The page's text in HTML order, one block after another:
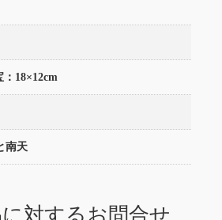
18×12cm
南天
対するお問合せ